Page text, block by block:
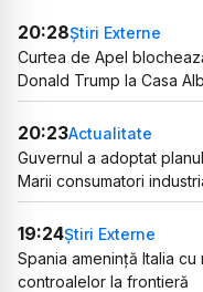
20:28Știri Externe
Curtea de Apel
Donald Trump la Casa
20:23Actualitate
Guvernul a adoptat
Marii consumatori
19:24Știri Externe
Spania amenință Italia
controalelor la frontieră